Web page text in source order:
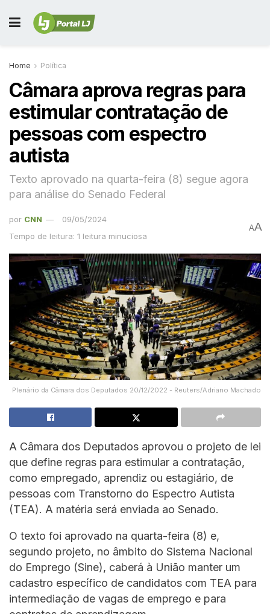
Home Política
Câmara aprova regras para
estimular contratação de
pessoas com espectro
autista
Texto aprovado na quarta-feira (8) segue agora
para análise do Senado Federal
por CNN
09/05/2024
Tempo de leitura: 1 leitura minuciosa
AA
Plenário da Câmara dos Deputados 20/12/2022 - Reuters/Adriano Machado
A Câmara dos Deputados aprovou o projeto de lei
que define regras para estimular a contratação,
como empregado, aprendiz ou estagiário, de
pessoas com Transtorno do Espectro Autista
(TEA). A matéria será enviada ao Senado.
O texto foi aprovado na quarta-feira (8) e,
segundo projeto, no âmbito do Sistema Nacional
do Emprego (Sine), caberá à União manter um
cadastro específico de candidatos com TEA para
intermediação de vagas de emprego e para